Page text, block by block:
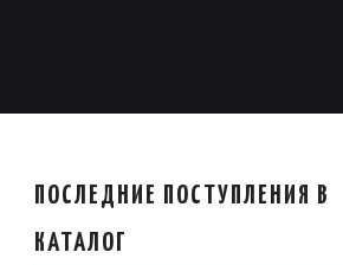
ПОСЛЕДНИЕ ПОСТУПЛЕНИЯ В
КАТАЛОГ